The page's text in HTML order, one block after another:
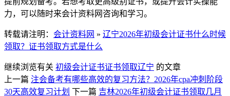
力，可以随时来会计资料网咨询和学习。
转载请注明： 会计资料网 » 辽宁2026年初级会计证书什么时候
领取？证书领取方式是什么
继续浏览有关 初级会计证书证书领取辽宁 的文章
上一篇 注会备考有哪些高效的复习方法？2026年cpa冲刺阶段
30天高效复习计划 下一篇 吉林2026年初级会计证书领取几月